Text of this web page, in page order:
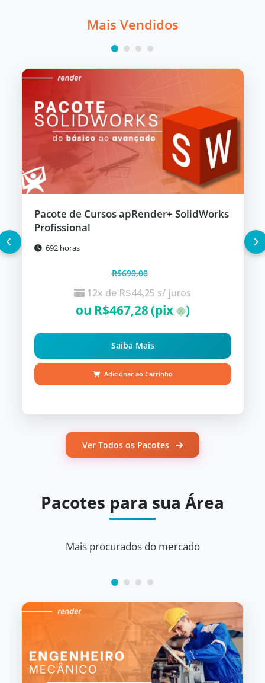
Mais Vendidos
Pacote de Cursos apRender+ SolidWorks
Profissional
692 horas
R$690,00
12x de R$44,25 s/ juros
ou R$467,28(pix )
Saiba Mais
Adicionar ao Carrinho
Ver Todos os Pacotes
Pacotes para sua Área
Mais procurados do mercado